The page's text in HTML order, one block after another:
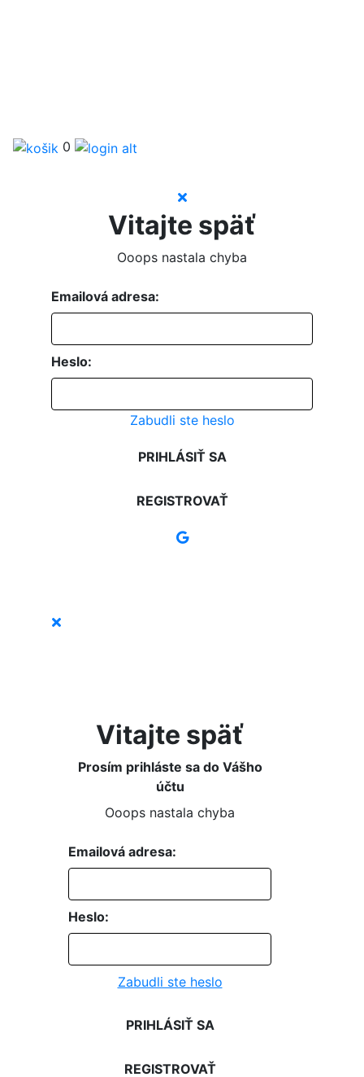
0
Vitajte späť
Ooops nastala chyba
Emailová adresa:
Heslo:
Zabudli ste heslo
PRIHLÁSIŤ SA
REGISTROVAŤ
Vitajte späť
Prosím prihláste sa do Vášho
účtu
Ooops nastala chyba
Emailová adresa:
Heslo:
Zabudli ste heslo
PRIHLÁSIŤ SA
REGISTROVAŤ